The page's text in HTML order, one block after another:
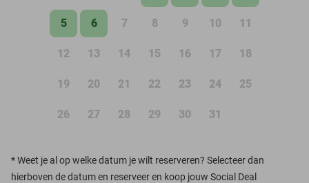
5 6 7 8 9 10 11
12 13 14 15 16 17 18
19 20 21 22 23 24 25
26 27 28 29 30 31
*Weet je al op welke datum je wilt reserveren? Selecteer dan
hierboven de datum en reserveer en koop jouw Social Deal